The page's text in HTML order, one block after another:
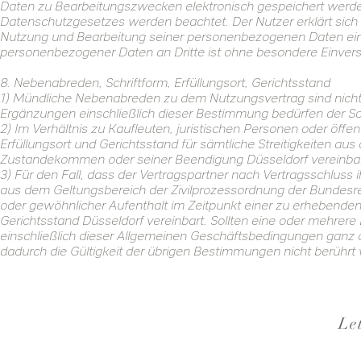
Daten zu Bearbeitungszwecken elektronisch gespeichert
Datenschutzgesetzes werden beachtet. Der Nutzer erklärt
Nutzung und Bearbeitung seiner personenbezogenen Daten
personenbezogener Daten an Dritte ist ohne besondere
8. Nebenabreden, Schriftform, Erfüllungsort, Gerichtsstand
1) Mündliche Nebenabreden zu dem Nutzungsvertrag sind
Ergänzungen einschließlich dieser Bestimmung bedürfen der
2) Im Verhältnis zu Kaufleuten, juristischen Personen oder
Erfüllungsort und Gerichtsstand für sämtliche Streitigkeiten
Zustandekommen oder seiner Beendigung Düsseldorf
3) Für den Fall, dass der Vertragspartner nach
aus dem Geltungsbereich der Zivilprozessordnung der
oder gewöhnlicher Aufenthalt im Zeitpunkt einer zu
Gerichtsstand Düsseldorf vereinbart. Sollten eine oder
einschließlich dieser Allgemeinen Geschäftsbedingungen
dadurch die Gültigkeit der übrigen Bestimmungen nicht berührt